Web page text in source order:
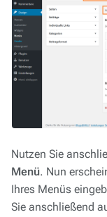
Nutzen Sie
Menü. Nun
Ihres Menüs
Sie anschließend